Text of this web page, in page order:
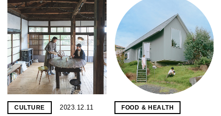
CULTURE 2023.12.11 FOOD & HEALTH